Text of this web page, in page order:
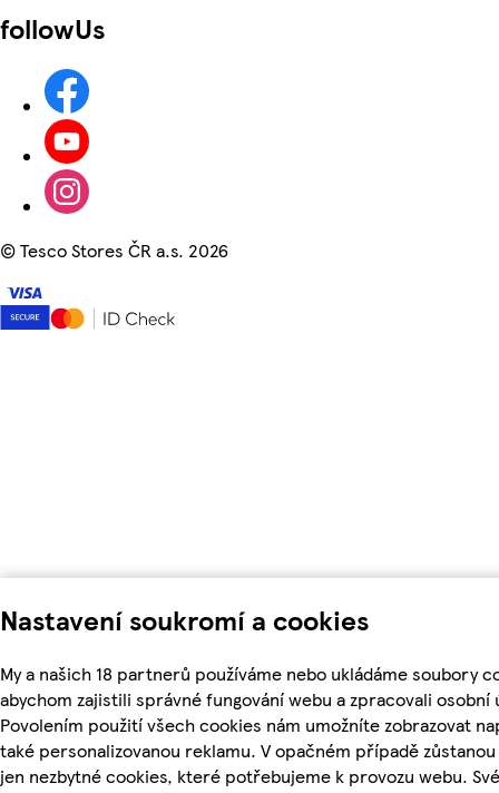
Nastavení soukromí a cookies
My a našich 18 partnerů používáme nebo ukládáme soubory
abychom zajistili správné fungování webu a zpracovali osobní
Povolením použití všech cookies nám umožníte zobrazovat
také personalizovanou reklamu. V opačném případě
jen nezbytné cookies, které potřebujeme k provozu webu. Své
followUs
©Tesco Stores ČR a.s. 2026